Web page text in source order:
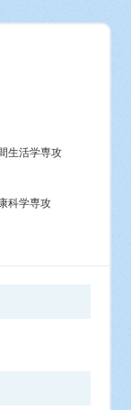
生活学専攻
科学専攻